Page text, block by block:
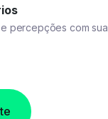
percepções com sua